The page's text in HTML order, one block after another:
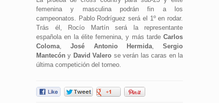
femenina y masculina podrán fin a los
campeonatos. Pablo Rodríguez será el 1º en rodar.
Trás él, Rocío Martín será la representante
española en la élite femenina, y más tarde Carlos
Coloma,José Antonio Hermida, Sergio
Mantecón y David Valero se verán las caras en la
última competición del torneo.